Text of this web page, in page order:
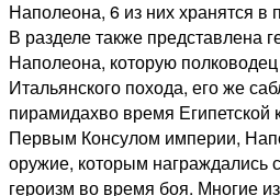
Наполеона, 6 из них хранятся
В разделе также представлена
Наполеона, которую
Итальянского похода, его же
пирамидахво время Египетской
Первым Консулом империи,
оружие, которым награждались
героизм во время боя. Многие